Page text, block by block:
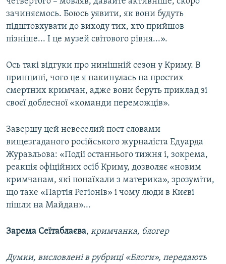
зачиняємось. Боюсь уявити, як вони будуть
підштовхувати до виходу тих, хто прийшов
пізніше... І це музей світового рівня...».
Ось такі відгуки про нинішній сезон у Криму. В
принципі, чого це я накинулась на простих
смертних кримчан, адже вони беруть приклад зі
своєї доблесної «команди переможців».
Завершу цей невеселий пост словами
вищезгаданого російського журналіста Едуарда
Журавльова: «Події останнього тижня і, зокрема,
реакція офіційних осіб Криму, дозволяє «новим
кримчанам, які понаїхали з материка», зрозуміти,
що таке «Партія Регіонів» і чому люди в Києві
пішли на Майдан»...
Зарема Сеїтаблаєва, кримчанка, блогер
Думки, висловлені в рубриці «Блоги», передають